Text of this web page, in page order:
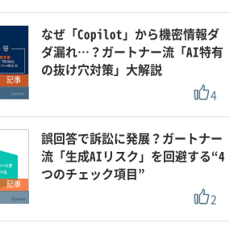
記事
なぜ「Copilot」から機密情報ダ
ダ漏れ…？ガートナー流「AI特有
の抜け穴対策」大解説
4
記事
誤回答で訴訟に発展？ガートナー
流「生成AIリスク」を回避する“4
つのチェック項目”
2